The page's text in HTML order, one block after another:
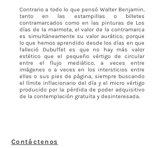
Contrario a todo lo que pensó Walter Benjamin,
tanto en las estampillas o billetes
contramarcados como en las pinturas de Los
días de la marmota, el valor de la contramarca
es simultáneamente su valor aurático, porque
lo que hemos aprendido desde los días en que
falleció Dubuffet es que no hay más valor
estético que el pequeño vértigo de circular
entre el flujo mediático, a veces entre
imágenes o a veces en los intersticios entre
ellas o sus pies de página, siempre buscando
el límite inflacionario del día y el micro vértigo
producido por la pérdida de poder adquisitivo
de la contemplación gratuita y desinteresada.
Contáctenos